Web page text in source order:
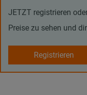
JETZT registrieren
Preise zu sehen und
Registrieren